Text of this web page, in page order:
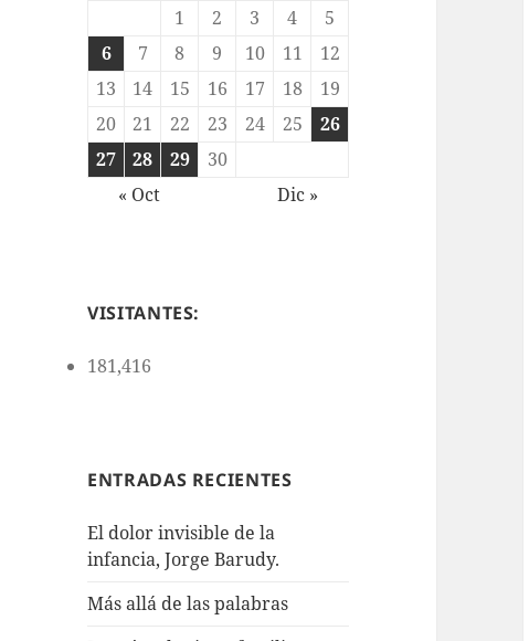
1
2 3 4
5
6
7 8 9 10 11
12
13
14 15 16 17 18
19
20
21 22 23 24 25
26
27
28 29
30
« Oct
Dic »
VISITANTES:
181,416
ENTRADAS RECIENTES
El dolor invisible de la
infancia, Jorge Barudy.
Más allá de las palabras